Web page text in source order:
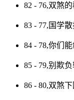
82 - 76,双煞
83 - 77,国学散
84 - 78,你们
85 - 79,别欺负
86 - 80,双煞